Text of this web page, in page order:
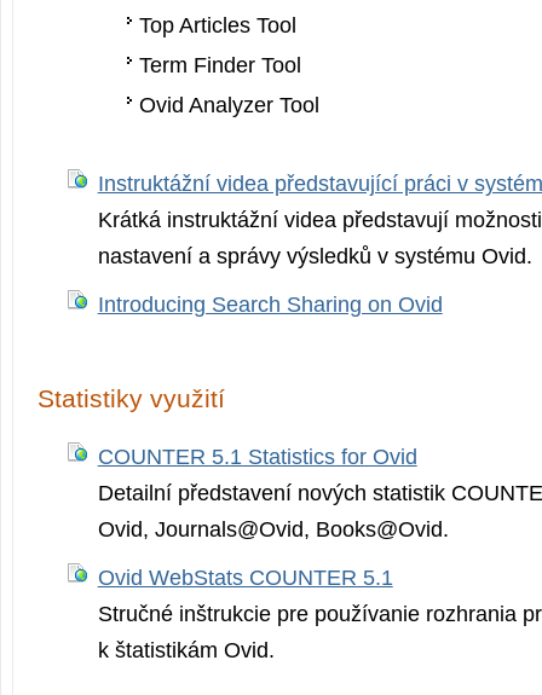
Top Articles Tool
Term Finder Tool
Ovid Analyzer Tool
Instruktážní videa představující práci v
Krátká instruktážní videa představují
nastavení a správy výsledků v systému Ovid.
Introducing Search Sharing on Ovid
Statistiky využití
COUNTER 5.1 Statistics for Ovid
Detailní představení nových statistik
Ovid, Journals@Ovid, Books@Ovid.
Ovid WebStats COUNTER 5.1
Stručné inštrukcie pre používanie rozhrania
k štatistikám Ovid.